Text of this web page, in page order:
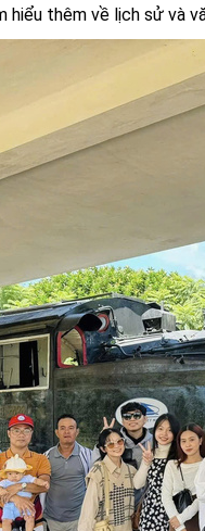
thêm về lịch sử và